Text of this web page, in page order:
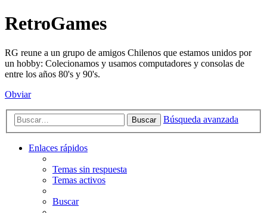
RetroGames
RG reune a un grupo de amigos Chilenos que estamos unidos por
un hobby: Colecionamos y usamos computadores y consolas de
entre los años 80's y 90's.
Obviar
Buscar Búsqueda avanzada
Enlaces rápidos
Temas sin respuesta
Temas activos
Buscar